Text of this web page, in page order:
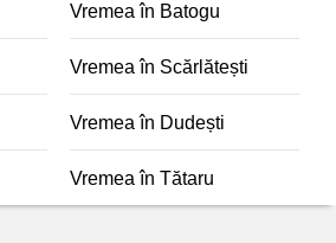
Vremea în Batogu
Vremea în Scărlătești
Vremea în Dudești
Vremea în Tătaru